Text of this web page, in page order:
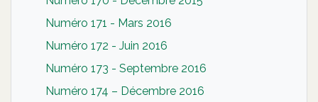
Numéro 171 - Mars 2016
Numéro 172 - Juin 2016
Numéro 173 - Septembre 2016
Numéro 174 – Décembre 2016